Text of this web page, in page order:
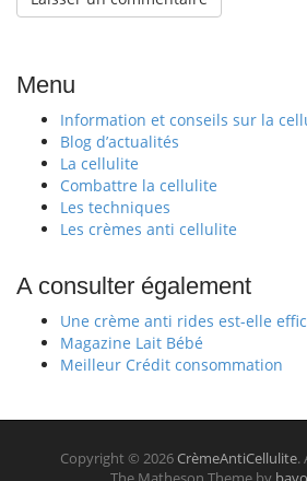
Menu
Information et conseils sur la
Blog d’actualités
La cellulite
Combattre la cellulite
Les techniques
Les crèmes anti cellulite
A consulter également
Une crème anti rides est-elle
Magazine Lait Bébé
Meilleur Crédit consommation
Copyright © 2026CrèmeAntiCellulite.